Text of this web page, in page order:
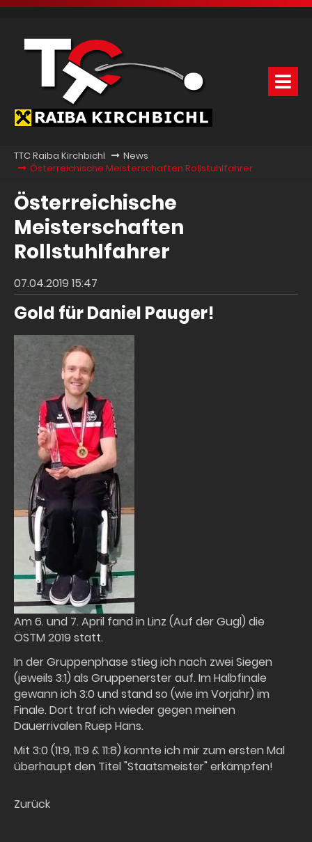
TTC Raiba Kirchbichl
News
Österreichische Meisterschaften Rollstuhlfahrer
Österreichische
Meisterschaften
Rollstuhlfahrer
07.04.2019 15:47
Gold für Daniel Pauger!
Am 6. und 7. April fand in Linz (Auf der Gugl) die
ÖSTM 2019 statt.
In der Gruppenphase stieg ich nach zwei Siegen
(jeweils 3:1) als Gruppenerster auf. Im Halbfinale
gewann ich 3:0 und stand so (wie im Vorjahr) im
Finale. Dort traf ich wieder gegen meinen
Dauerrivalen Ruep Hans.
Mit 3:0 (11:9, 11:9 & 11:8) konnte ich mir zum ersten Mal
überhaupt den Titel "Staatsmeister" erkämpfen!
Zurück